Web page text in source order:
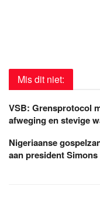
Mis dit niet:
VSB: Grensprotocol
afweging en stevige
Nigeriaanse
aan president Simons